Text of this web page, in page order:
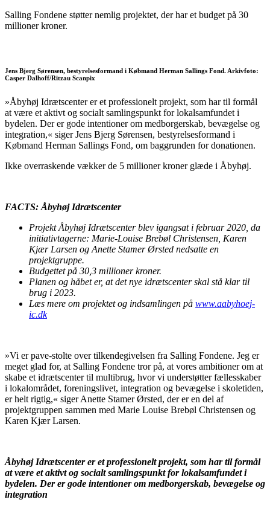
Salling Fondene støtter nemlig projektet, der har et budget på 30
millioner kroner.
Jens Bjerg Sørensen, bestyrelsesformand i Købmand Herman Sallings Fond. Arkivfoto:
Casper Dalhoff/Ritzau Scanpix
»Åbyhøj Idrætscenter er et professionelt projekt, som har til formål
at være et aktivt og socialt samlingspunkt for lokalsamfundet i
bydelen. Der er gode intentioner om medborgerskab, bevægelse og
integration,« siger Jens Bjerg Sørensen, bestyrelsesformand i
Købmand Herman Sallings Fond, om baggrunden for donationen.
Ikke overraskende vækker de 5 millioner kroner glæde i Åbyhøj.
FACTS: Åbyhøj Idrætscenter
Projekt Åbyhøj Idrætscenter blev igangsat i februar 2020, da
initiativtagerne: Marie-Louise Brebøl Christensen, Karen
Kjær Larsen og Anette Stamer Ørsted nedsatte en
projektgruppe.
Budgettet på 30,3 millioner kroner.
Planen og håbet er, at det nye idrætscenter skal stå klar til
brug i 2023.
Læs mere om projektet og indsamlingen på www.aabyhoej-
ic.dk
»Vi er pave-stolte over tilkendegivelsen fra Salling Fondene. Jeg er
meget glad for, at Salling Fondene tror på, at vores ambitioner om at
skabe et idrætscenter til multibrug, hvor vi understøtter fællesskaber
i lokalområdet, foreningslivet, integration og bevægelse i skoletiden,
er helt rigtig,« siger Anette Stamer Ørsted, der er en del af
projektgruppen sammen med Marie Louise Brebøl Christensen og
Karen Kjær Larsen.
Åbyhøj Idrætscenter er et professionelt projekt, som har til formål
at være et aktivt og socialt samlingspunkt for lokalsamfundet i
bydelen. Der er gode intentioner om medborgerskab, bevægelse og
integration